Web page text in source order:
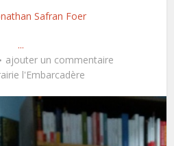
Safran Foer
...
ajouter un commentaire
l'Embarcadère